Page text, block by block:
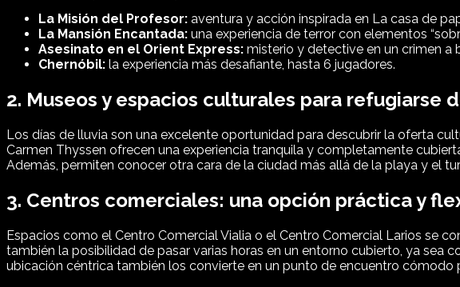
La Misión del Profesor: aventura y acción inspirada en La casa de
La Mansión Encantada: una experiencia de terror con elementos
Asesinato en el Orient Express: misterio y detective en un crimen a
Chernóbil: la experiencia más desafiante, hasta 6 jugadores.
2. Museos y espacios culturales para refugiarse
Los días de lluvia son una excelente oportunidad para descubrir la oferta
Carmen Thyssen ofrecen una experiencia tranquila y completamente
Además, permiten conocer otra cara de la ciudad más allá de la playa y el
3. Centros comerciales: una opción práctica y
Espacios como el Centro Comercial Vialia o el Centro Comercial Larios se
también la posibilidad de pasar varias horas en un entorno cubierto, ya sea
ubicación céntrica también los convierte en un punto de encuentro cómodo